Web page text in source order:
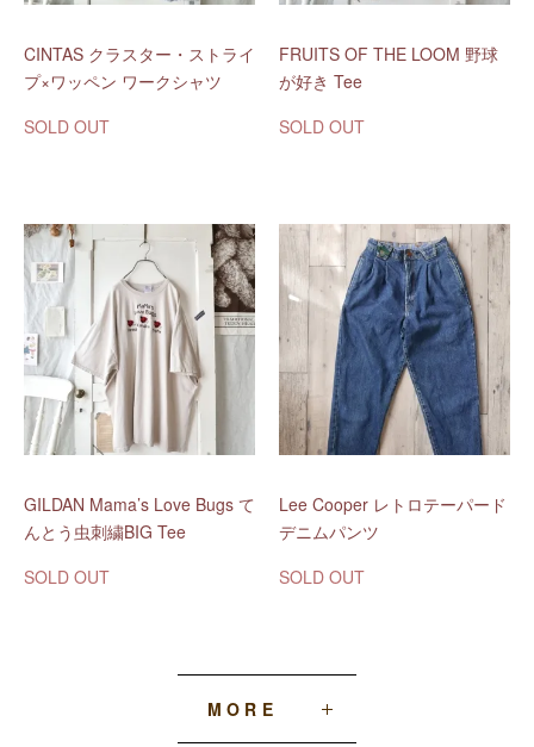
CINTAS クラスター・ストライ
プ×ワッペン ワークシャツ
SOLD OUT
FRUITS OF THE LOOM 野球
が好き Tee
SOLD OUT
GILDAN Mama’s Love Bugs て
んとう虫刺繍BIG Tee
SOLD OUT
Lee Cooper レトロテーパード
デニムパンツ
SOLD OUT
MORE